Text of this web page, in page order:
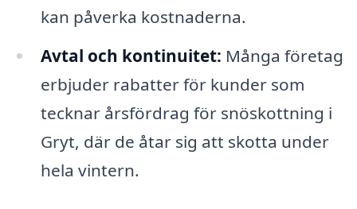
kan påverka kostnaderna.
Avtal och kontinuitet: Många företag
erbjuder rabatter för kunder som
tecknar årsfördrag för snöskottning i
Gryt, där de åtar sig att skotta under
hela vintern.